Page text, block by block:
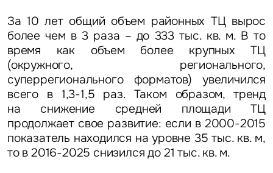
За 10 лет общий объем районных ТЦ вырос
более чем в 3 раза – до 333 тыс. кв. м. В то
время как объем более крупных ТЦ
(окружного, регионального,
суперрегионального форматов) увеличился
всего в 1,3-1,5 раз. Таком образом, тренд
на снижение средней площади ТЦ
продолжает свое развитие: если в 2000-2015
показатель находился на уровне 35 тыс. кв. м,
то в 2016-2025 снизился до 21 тыс. кв. м.